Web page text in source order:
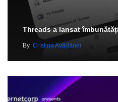
Threads a lansat
By Cristina Avădănei